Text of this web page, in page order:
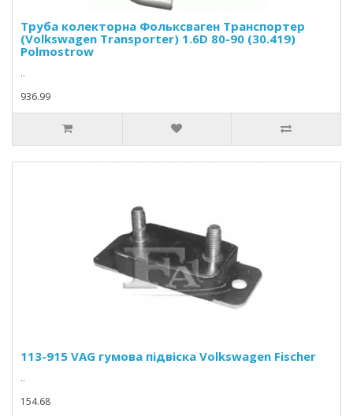
Труба колекторна Фольксваген Транспортер
(Volkswagen Transporter) 1.6D 80-90 (30.419)
Polmostrow
..
936.99
113-915 VAG гумова підвіска Volkswagen Fischer
..
154.68